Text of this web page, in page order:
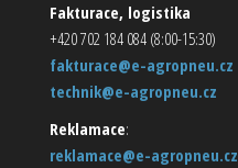
Fakturace, logistika
+420 702 184 084 (8:00-15:30)
fakturace@e-agropneu.cz
technik@e-agropneu.cz
Reklamace:
reklamace@e-agropneu.cz